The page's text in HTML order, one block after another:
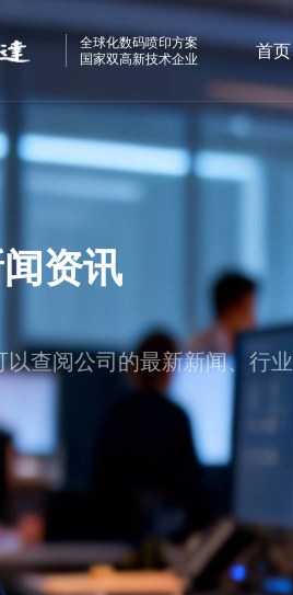
全球化数码喷印方案
国家双高新技术企业
首页
资讯
查阅公司的最新新闻、行业